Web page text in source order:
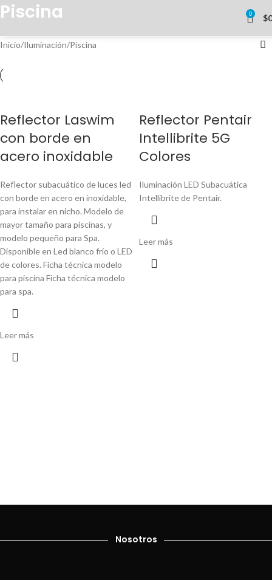
0 $0
Piscina
Inicio Iluminación Piscina
Reflector Laswim
con borde en
acero inoxidable
Reflector subacuático de luces led
con borde en acero en inoxidable,
para instalar en nicho. Modelo de
mayor tamaño para piscinas, y
modelo pequeño para Spa.
Disponible en Led blanco frío o LED
de colores. Ficha técnica modelo
para piscina Ficha técnica modelo
para spa.
Leer más
Reflector Pentair
Intellibrite 5G
Colores
Iluminación LED Subacuática
Intellibrite de Pentair.
Leer más
Nosotros